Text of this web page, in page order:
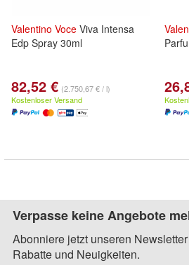
Valentino Voce Viva Intensa
Edp Spray 30ml
82,52 € (2.750,67 € / l)
Kostenloser Versand
Verpasse keine Angebote
Abonniere jetzt unseren
Rabatte und Neuigkeiten.